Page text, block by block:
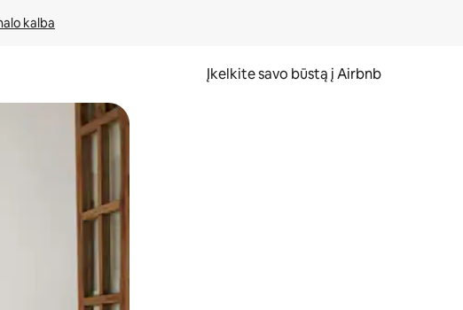
kalba
Įkelkite savo būstą į Airbnb